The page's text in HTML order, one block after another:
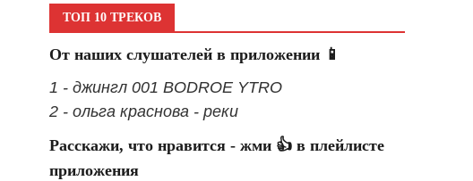
ТОП 10 ТРЕКОВ
От наших слушателей в приложении 📱
1 - джингл 001 BODROE YTRO
2 - ольга краснова - реки
Расскажи, что нравится - жми 👍 в плейлисте
приложения